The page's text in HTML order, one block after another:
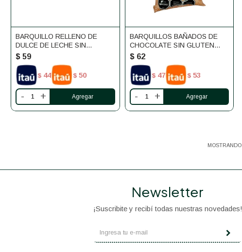
BARQUILLO RELLENO DE
DULCE DE LECHE SIN
GLUTEN RICCOLI 30G
$ 59
$ 44 $ 50
- +
BARQUILLOS BAÑADOS DE
CHOCOLATE SIN GLUTEN
RICCOLI
$ 62
$ 47 $ 53
- +
MOSTRANDO
Newsletter
¡Suscribite y recibí todas nuestras novedades!